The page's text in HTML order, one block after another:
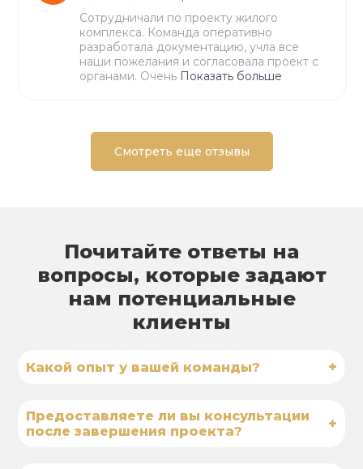
Сотрудничали по проекту жилого
комплекса. Команда оперативно
разработала документацию, учла все
наши пожелания и согласовала проект с
органами. Очень Показать больше
Смотреть еще отзывы
Почитайте ответы на
вопросы, которые задают
нам потенциальные
клиенты
Какой опыт у вашей команды? +
Предоставляете ли вы консультации
после завершения проекта?
+